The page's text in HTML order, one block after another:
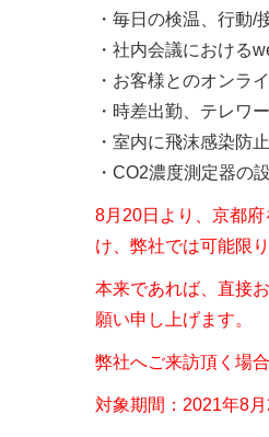
・毎日の検温、行動/
・社内会議における
・お客様とのオンラ
・時差出勤、テレワ
・室内に飛沫感染防
・CO2濃度測定器の
8月20日より、京都
け、弊社では可能限
本来であれば、直接
願い申し上げます。
弊社へご来訪頂く場
対象期間：2021年8